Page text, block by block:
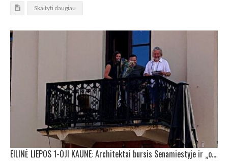
Skaityti daugiau
EILINĖ LIEPOS 1-OJI KAUNE: Architektai bursis Senamiestyje ir „okupuos“ Kulautuvą